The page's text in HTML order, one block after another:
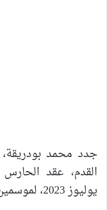
جدد محمد
يوليوز 2023، لموسمين رياضيين.